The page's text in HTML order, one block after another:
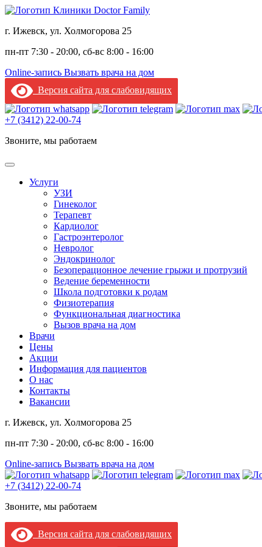
г. Ижевск, ул. Холмогорова 25
пн-пт 7:30 - 20:00, сб-вс 8:00 - 16:00
Online-запись Вызвать врача на дом
Версия сайта для слабовидящих
+7 (3412) 22-00-74
Звоните, мы работаем
Услуги
УЗИ
Гинеколог
Терапевт
Кардиолог
Гастроэнтеролог
Невролог
Эндокринолог
Безоперационное лечение грыжи и протрузий
Ведение беременности
Школа подготовки к родам
Физиотерапия
Функциональная диагностика
Вызов врача на дом
Врачи
Цены
Акции
Информация для пациентов
О нас
Контакты
Вакансии
г. Ижевск, ул. Холмогорова 25
пн-пт 7:30 - 20:00, сб-вс 8:00 - 16:00
Online-запись Вызвать врача на дом
+7 (3412) 22-00-74
Звоните, мы работаем
Версия сайта для слабовидящих